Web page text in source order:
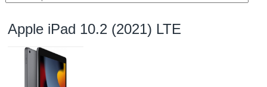
Apple iPad 10.2 (2021) LTE